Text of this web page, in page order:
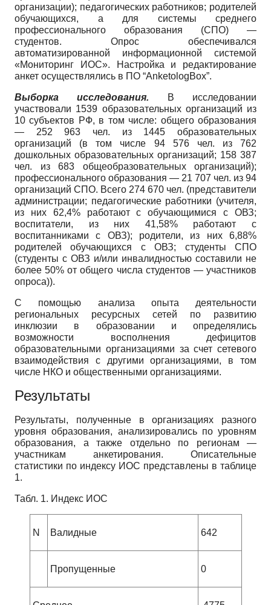
организации); педагогических работников; родителей
обучающихся, а для системы среднего
профессионального образования (СПО) —
студентов. Опрос обеспечивался
автоматизированной информационной системой
«Мониторинг ИОС». Настройка и редактирование
анкет осуществлялись в ПО “AnketologBox”.
Выборка исследования. В исследовании
участвовали 1539 образовательных организаций из
10 субъектов РФ, в том числе: общего образования
— 252 963 чел. из 1445 образовательных
организаций (в том числе 94 576 чел. из 762
дошкольных образовательных организаций; 158 387
чел. из 683 общеобразовательных организаций);
профессионального образования — 21 707 чел. из 94
организаций СПО. Всего 274 670 чел. (представители
администрации; педагогические работники (учителя,
из них 62,4% работают с обучающимися с ОВЗ;
воспитатели, из них 41,58% работают с
воспитанниками с ОВЗ); родители, из них 6,88%
родителей обучающихся с ОВЗ; студенты СПО
(студенты с ОВЗ и/или инвалидностью составили не
более 50% от общего числа студентов — участников
опроса)).
С помощью анализа опыта деятельности
региональных ресурсных сетей по развитию
инклюзии в образовании и определялись
возможности восполнения дефицитов
образовательными организациями за счет сетевого
взаимодействия с другими организациями, в том
числе НКО и общественными организациями.
Результаты
Результаты, полученные в организациях разного
уровня образования, анализировались по уровням
образования, а также отдельно по регионам —
участникам анкетирования. Описательные
статистики по индексу ИОС представлены в таблице
1.
Табл. 1. Индекс ИОС
N Валидные 642
Пропущенные 0